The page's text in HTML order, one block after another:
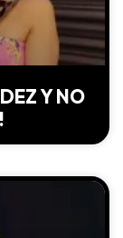
Y NO